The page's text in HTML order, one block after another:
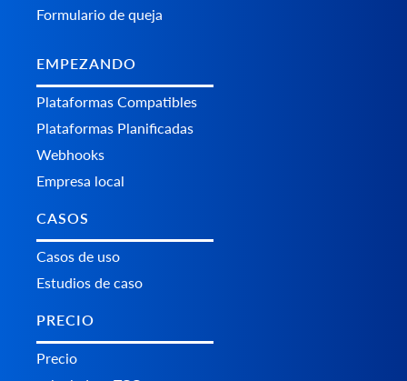
Formulario de queja
EMPEZANDO
Plataformas Сompatibles
Plataformas Planificadas
Webhooks
Empresa local
CASOS
Casos de uso
Estudios de caso
PRECIO
Precio